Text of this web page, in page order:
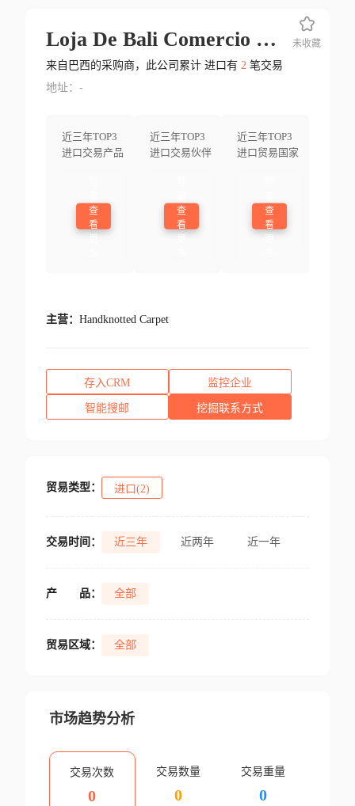
Loja De Bali Comercio Importacao&exportacao De Produtos Artesanais Eirel
来自巴西的采购商，此公司累计 进口有 2笔交易
地址：-
近三年TOP3
进口交易产品
查
看
近三年TOP3
进口交易伙伴
查
看
近三年TOP3
进口贸易国家
查
看
未收藏
主营： Handknotted Carpet
存入CRM 监控企业
智能搜邮 挖掘联系方式
贸易类型： 进口(2)
交易时间： 近三年 近两年 近一年
产 品： 全部
贸易区域： 全部
市场趋势分析
交易次数
0
交易数量
0
交易重量
0